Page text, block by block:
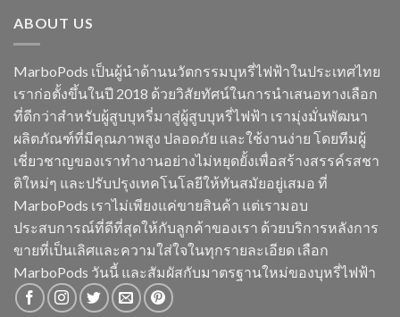
ABOUT US
MarboPods เป็นผู้นำด้านนวัตกรรมบุหรี่ไฟฟ้าในประเทศไทย
เราก่อตั้งขึ้นในปี 2018 ด้วยวิสัยทัศน์ในการนำเสนอทางเลือก
ที่ดีกว่าสำหรับผู้สูบบุหรี่มาสู่ผู้สูบบุหรี่ไฟฟ้า เรามุ่งมั่นพัฒนา
ผลิตภัณฑ์ที่มีคุณภาพสูง ปลอดภัย และใช้งานง่าย โดยทีมผู้
เชี่ยวชาญของเราทำงานอย่างไม่หยุดยั้งเพื่อสร้างสรรค์รสชา
ติใหม่ๆ และปรับปรุงเทคโนโลยีให้ทันสมัยอยู่เสมอ ที่
MarboPods เราไม่เพียงแค่ขายสินค้า แต่เรามอบ
ประสบการณ์ที่ดีที่สุดให้กับลูกค้าของเรา ด้วยบริการหลังการ
ขายที่เป็นเลิศและความใส่ใจในทุกรายละเอียด เลือก
MarboPods วันนี้ และสัมผัสกับมาตรฐานใหม่ของบุหรี่ไฟฟ้า